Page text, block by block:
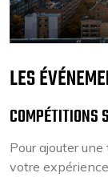
LES
COMPÉTITIONS
Pour ajouter
votre